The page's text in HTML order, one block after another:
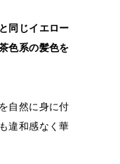
同じイエロー
色系の髪色を
自然に身に付
違和感なく華